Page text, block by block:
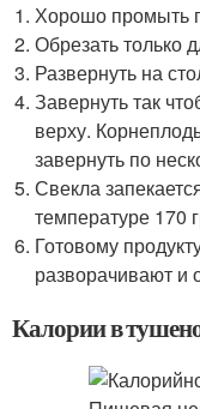
Хорошо промыть
Обрезать только
Развернуть на
Завернуть так
верху.
завернуть по
Свекла
температуре 170
Готовому
разворачивают и
Калории в